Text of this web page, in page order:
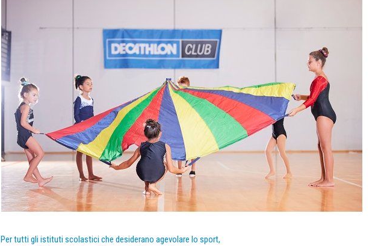
Per tutti gli istituti scolastici che desiderano agevolare lo sport,